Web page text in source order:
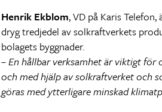
Henrik Ekblom, VD på Karis
dryg tredjedel av solkraftverkets
bolagets byggnader.
– En hållbar verksamhet är viktigt
och med hjälp av solkraftverket och
göras med ytterligare minskad